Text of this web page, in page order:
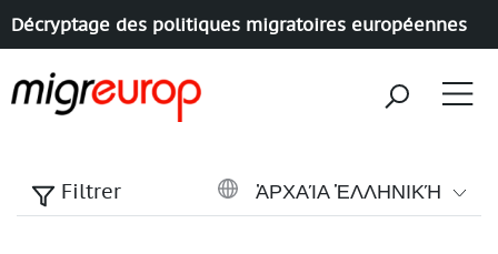
Décryptage des politiques migratoires européennes
Filtrer ἈΡΧΑΊΑ ἙΛΛΗΝΙΚΉ